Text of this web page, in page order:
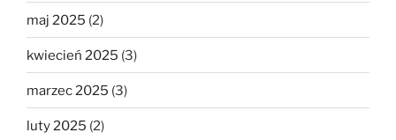
maj 2025 (2)
kwiecień 2025 (3)
marzec 2025 (3)
luty 2025 (2)